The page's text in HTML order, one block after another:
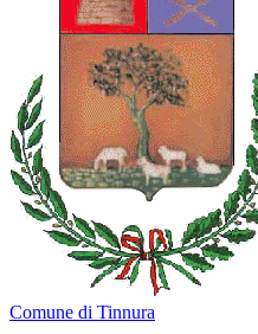
Comune di Tinnura